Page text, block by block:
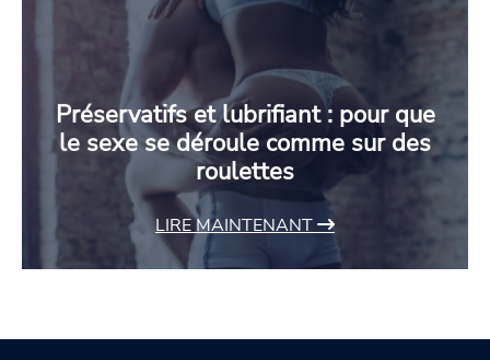
Préservatifs et lubrifiant : pour que
le sexe se déroule comme sur des
roulettes
LIRE MAINTENANT